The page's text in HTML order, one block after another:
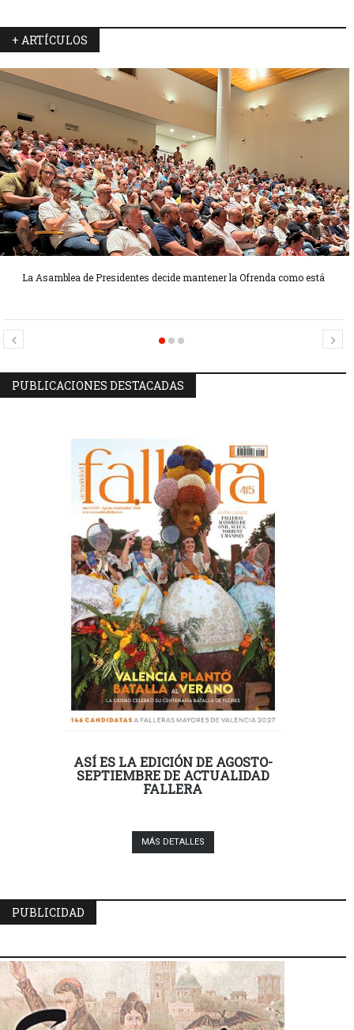
+ ARTÍCULOS
La Asamblea de Presidentes decide mantener la Ofrenda como está
Candidatas Preseleccionadas por el sector Olivereta
Candidatas Preseleccionadas por el sector Sector La Seu-La Xerea-El
Mercat
PUBLICACIONES DESTACADAS
ASÍ ES LA EDICIÓN DE AGOSTO-
SEPTIEMBRE DE ACTUALIDAD
FALLERA
MÁS DETALLES
PUBLICIDAD